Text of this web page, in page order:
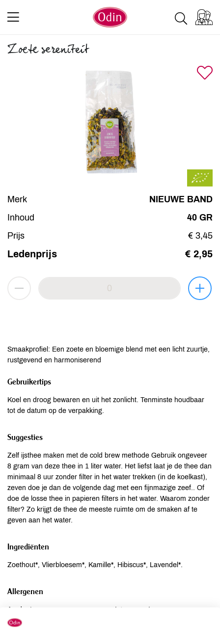
Zoete sereniteit
Merk
NIEUWE BAND
Inhoud
40 GR
Prijs
€ 3,45
Ledenprijs € 2,95
Smaakprofiel: Een zoete en bloemige blend met een licht zuurtje,
rustgevend en harmoniserend
Gebruikertips
Koel en droog bewaren en uit het zonlicht. Tenminste houdbaar
tot de datum op de verpakking.
Suggesties
Zelf ijsthee maken met de cold brew methode Gebruik ongeveer
8 gram van deze thee in 1 liter water. Het liefst laat je de thee dan
minimaal 8 uur zonder filter in het water trekken (in de koelkast),
zeven doe je dan de volgende dag met een fijnmazige zeef.. Of
doe de losse thee in papieren filters in het water. Waarom zonder
filter? Zo krijgt de thee de meeste ruimte om de smaken af te
geven aan het water.
Ingrediënten
Zoethout*, Vlierbloesem*, Kamille*, Hibiscus*, Lavendel*.
Allergenen
Aardnoten
niet aanwezig
Ei